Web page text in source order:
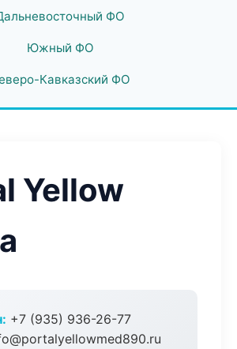
ФО
Южный ФО
Кавказский ФО
Yellow
+7 (935) 936-26-77